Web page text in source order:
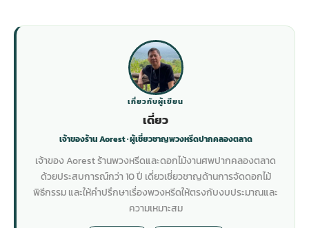
เกี่ยวกับผู้เขียน
เดี่ยว
เจ้าของร้าน Aorest · ผู้เชี่ยวชาญพวงหรีดปากคลองตลาด
เจ้าของ Aorest ร้านพวงหรีดและดอกไม้งานศพปากคลองตลาด
ด้วยประสบการณ์กว่า 10 ปี เดี่ยวเชี่ยวชาญด้านการจัดดอกไม้
พิธีกรรม และให้คำปรึกษาเรื่องพวงหรีดให้ตรงกับงบประมาณและ
ความเหมาะสม